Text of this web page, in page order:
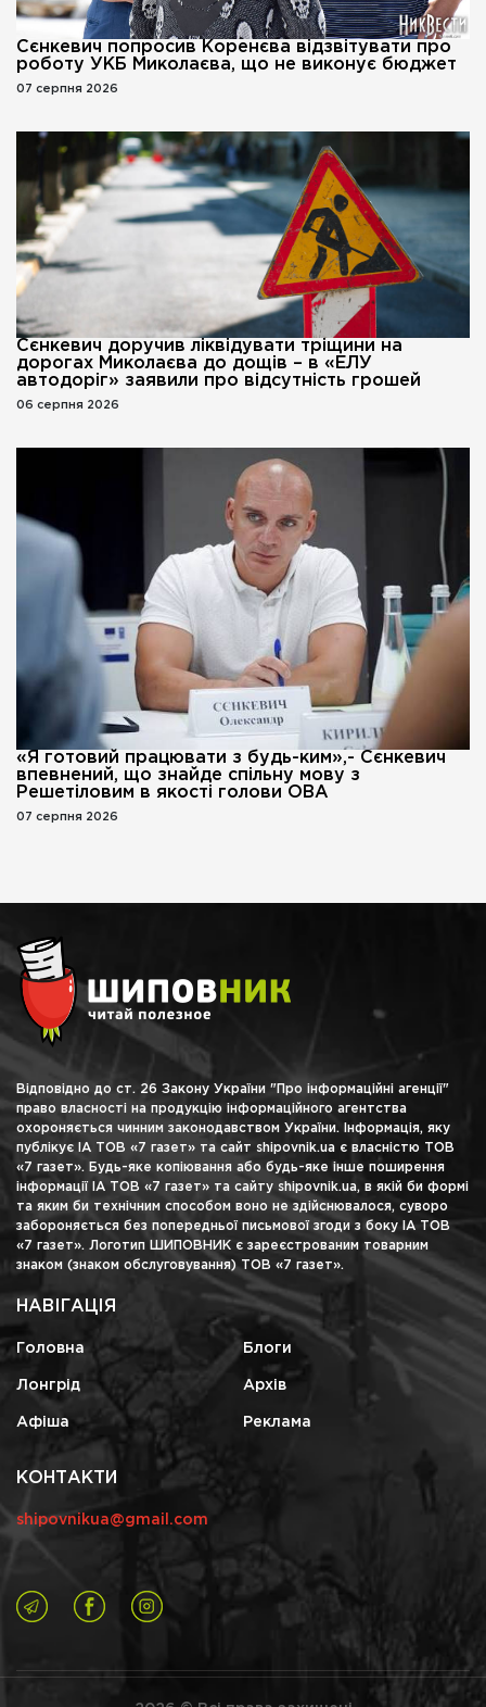
Сєнкевич попросив Коренєва відзвітувати про
роботу УКБ Миколаєва, що не виконує бюджет
07 серпня 2026
Сєнкевич доручив ліквідувати тріщини на
дорогах Миколаєва до дощів – в «ЕЛУ
автодоріг» заявили про відсутність грошей
06 серпня 2026
«Я готовий працювати з будь-ким»,- Сєнкевич
впевнений, що знайде спільну мову з
Решетіловим в якості голови ОВА
07 серпня 2026
Відповідно до ст. 26 Закону України "Про інформаційні агенції"
право власності на продукцію інформаційного агентства
охороняється чинним законодавством України. Інформація, яку
публікує ІА ТОВ «7 газет» та сайт shipovnik.ua є власністю ТОВ
«7 газет». Будь-яке копіювання або будь-яке інше поширення
інформації ІА ТОВ «7 газет» та сайту shipovnik.ua, в якій би формі
та яким би технічним способом воно не здійснювалося, суворо
забороняється без попередньої письмової згоди з боку ІА ТОВ
«7 газет». Логотип ШИПОВНИК є зареєстрованим товарним
знаком (знаком обслуговування) ТОВ «7 газет».
НАВІГАЦІЯ
Головна Блоги
Лонгрід Архів
Афіша Реклама
КОНТАКТИ
shipovnikua@gmail.com